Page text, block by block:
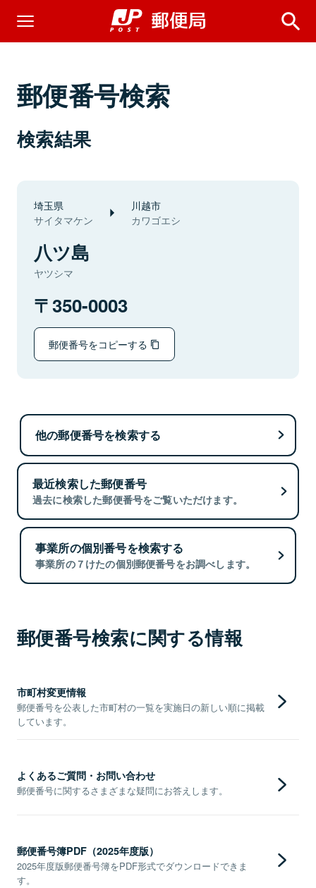
郵便番号検索
検索結果
埼玉県
サイタマケン
川越市
カワゴエシ
八ツ島
ヤツシマ
350-0003
郵便番号をコピーする
他の郵便番号を検索する
最近検索した郵便番号
過去に検索した郵便番号をご覧いただけます。
事業所の個別番号を検索する
事業所の７けたの個別郵便番号をお調べします。
郵便番号検索に関する情報
市町村変更情報
郵便番号を公表した市町村の一覧を実施日の新しい順に掲載
しています。
よくあるご質問・お問い合わせ
郵便番号に関するさまざまな疑問にお答えします。
郵便番号簿PDF（2025年度版）
2025年度版郵便番号簿をPDF形式でダウンロードできま
す。